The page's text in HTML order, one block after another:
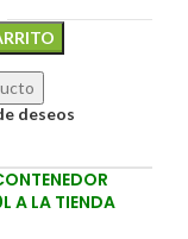
deseos
A LA TIENDA